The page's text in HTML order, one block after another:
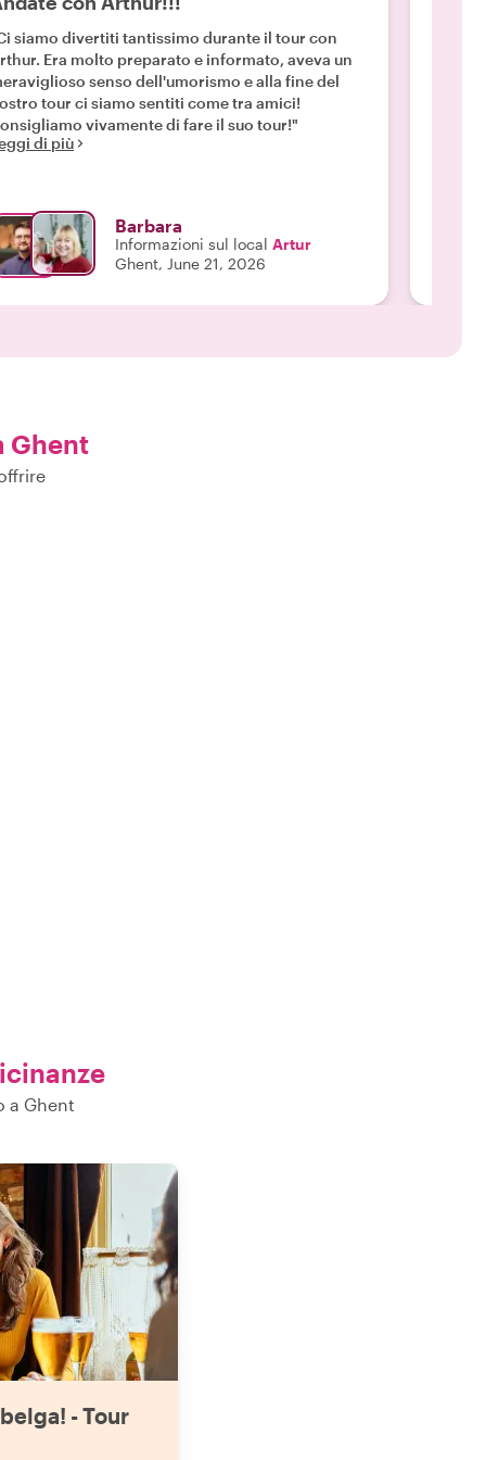
siamo divertiti tantissimo durante il tour con
Era molto preparato e informato, aveva un
senso dell'umorismo e alla fine del
tour ci siamo sentiti come tra amici!
vivamente di fare il suo tour!"
di più
Barbara
Informazioni sul local Artur
Ghent, June 21, 2026
Ghent
a Ghent
- Tour